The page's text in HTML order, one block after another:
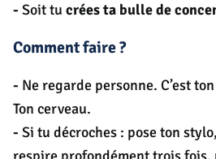
- Soit tu crées ta bulle de
Comment faire ?
- Ne regarde personne. C’est
Ton cerveau.
- Si tu décroches : pose ton